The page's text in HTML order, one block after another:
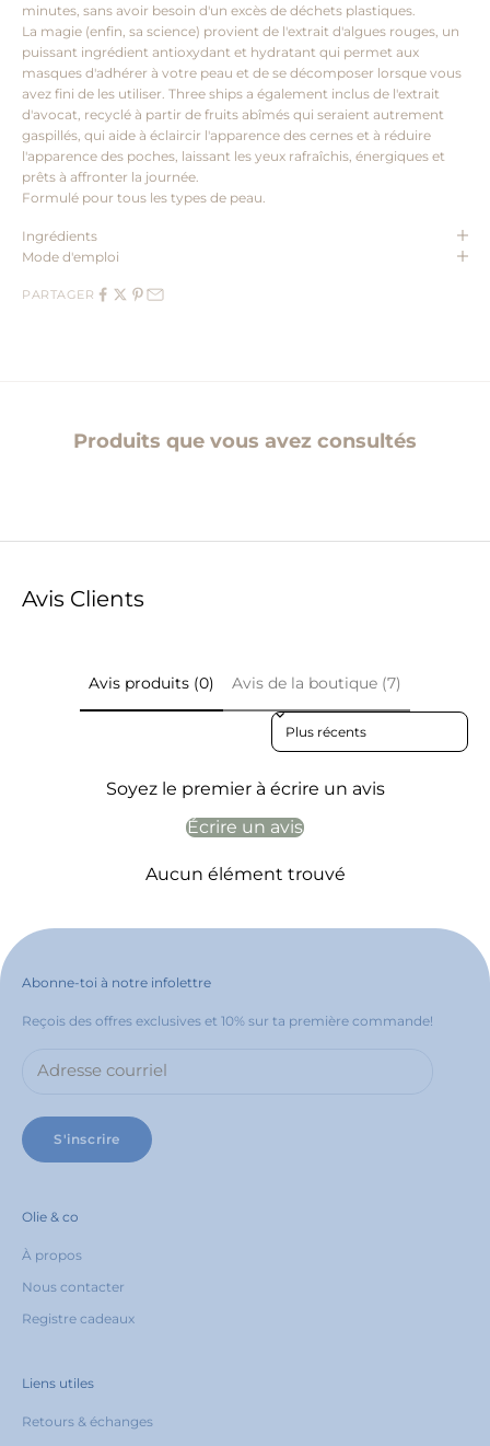
minutes, sans avoir besoin d'un excès de déchets plastiques.
La magie (enfin, sa science) provient de l'extrait d'algues rouges, un
puissant ingrédient antioxydant et hydratant qui permet aux
masques d'adhérer à votre peau et de se décomposer lorsque vous
avez fini de les utiliser. Three ships a également inclus de l'extrait
d'avocat, recyclé à partir de fruits abîmés qui seraient autrement
gaspillés, qui aide à éclaircir l'apparence des cernes et à réduire
l'apparence des poches, laissant les yeux rafraîchis, énergiques et
prêts à affronter la journée.
Formulé pour tous les types de peau.
Ingrédients
Mode d'emploi
PARTAGER
Produits que vous avez consultés
Avis Clients
Avis produits (0) Avis de la boutique (7)
Sort reviews by
Soyez le premier à écrire un avis
Écrire un avis
Aucun élément trouvé
Abonne-toi à notre infolettre
Reçois des offres exclusives et 10% sur ta première commande!
S'inscrire
Olie & co
À propos
Nous contacter
Registre cadeaux
Liens utiles
Retours & échanges